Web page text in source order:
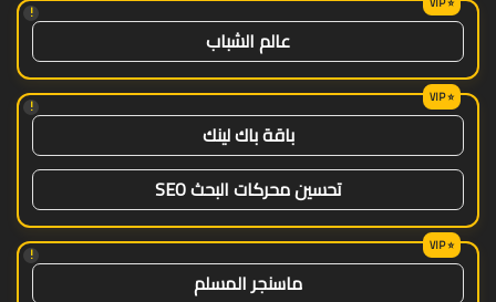
!
عالم الشباب
!
باقة باك لينك
تحسين محركات البحث SEO
!
ماسنجر المسلم